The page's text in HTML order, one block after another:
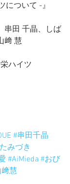
について -』
串田 千晶、しば
﨑 慧
ハイツ
#串田千晶
みづき
#AiMieda #おび
慧